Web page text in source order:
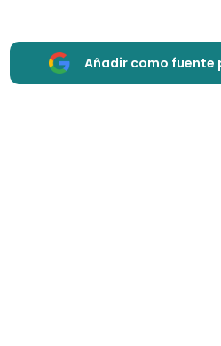
Añadir como fuente